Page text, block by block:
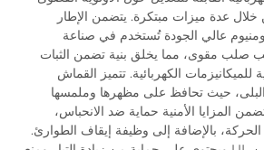
خلال عدة ميزات مبتكرة. يتضمن الإطار
عالي الجودة تُستخدم في صناعة
صلب مقوى، مما يخلق بنية تضمن الثبات
للميكانيزمات الكهربائية. تتميز القماش
حيث تحافظ على مظهرها وملمسها
المزايا الأمنية حماية ضد الانحباس،
بالإضافة إلى وظيفة إيقاف الطوارئ.